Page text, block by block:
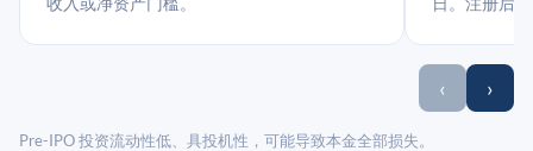
‹ ›
Pre-IPO 投资流动性低、具投机性，可能导致本金全部损失。